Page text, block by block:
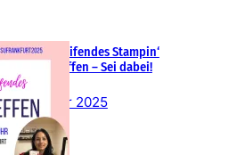
Teamübergreifendes Stampin‘
Up! Demotreffen – Sei dabei!
26. Februar 2025